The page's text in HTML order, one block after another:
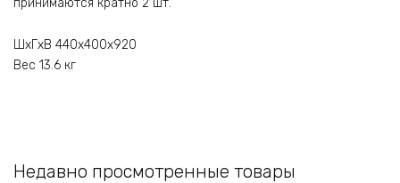
принимаются кратно 2 шт.
ШхГхВ 440х400х920
Вес 13.6 кг
Недавно просмотренные товары